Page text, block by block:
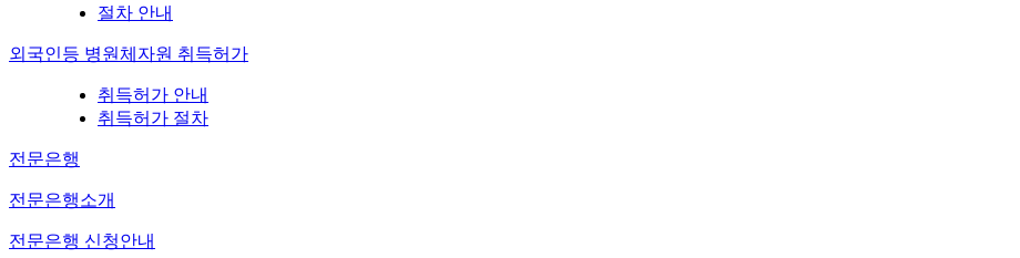
절차 안내
외국인등 병원체자원 취득허가
취득허가 안내
취득허가 절차
전문은행
전문은행소개
전문은행 신청안내